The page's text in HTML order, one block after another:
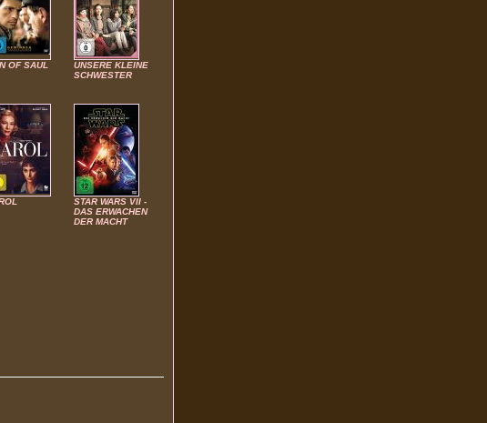
OF SAUL
UNSERE KLEINE
SCHWESTER
STAR WARS VII -
DAS ERWACHEN
DER MACHT